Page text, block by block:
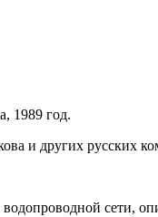
1989 год.
и других русских
сети,